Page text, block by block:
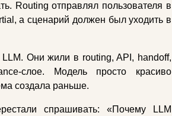
Routing отправлял пользователя в
а сценарий должен был уходить в
Они жили в routing, API, handoff,
слое. Модель просто красиво
создала раньше.
спрашивать: «Почему LLM